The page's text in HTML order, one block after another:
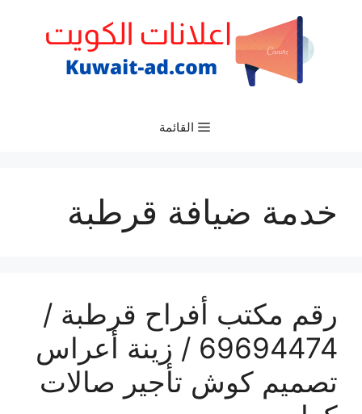
القائمة
خدمة ضيافة قرطبة
رقم مكتب أفراح قرطبة /
69694474 / زينة أعراس
تصميم كوش تأجير صالات